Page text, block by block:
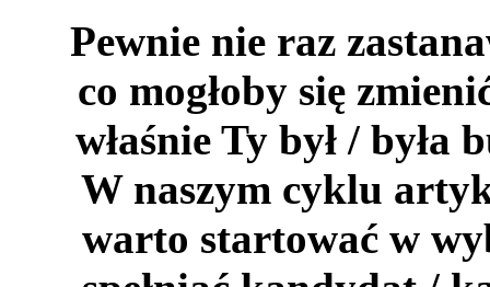
Pewnie nie raz
co mogłoby się
właśnie Ty był /
W naszym cyklu
warto startować w